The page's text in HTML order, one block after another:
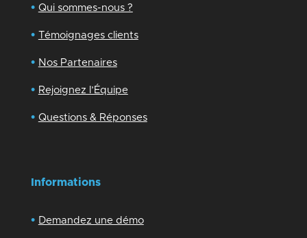
• Qui sommes-nous ?
• Témoignages clients
• Nos Partenaires
• Rejoignez l’Équipe
• Questions & Réponses
Informations
• Demandez une démo